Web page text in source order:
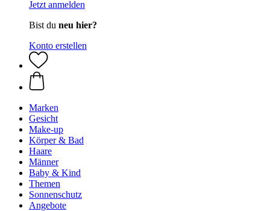
Jetzt anmelden
Bist du neu hier?
Konto erstellen
Marken
Gesicht
Make-up
Körper & Bad
Haare
Männer
Baby & Kind
Themen
Sonnenschutz
Angebote